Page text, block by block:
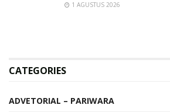
1 AGUSTUS 2026
CATEGORIES
ADVETORIAL – PARIWARA